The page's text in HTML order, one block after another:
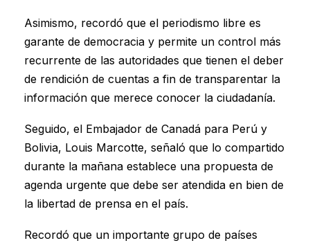
Asimismo, recordó que el periodismo libre es
garante de democracia y permite un control más
recurrente de las autoridades que tienen el deber
de rendición de cuentas a fin de transparentar la
información que merece conocer la ciudadanía.
Seguido, el Embajador de Canadá para Perú y
Bolivia, Louis Marcotte, señaló que lo compartido
durante la mañana establece una propuesta de
agenda urgente que debe ser atendida en bien de
la libertad de prensa en el país.
Recordó que un importante grupo de países